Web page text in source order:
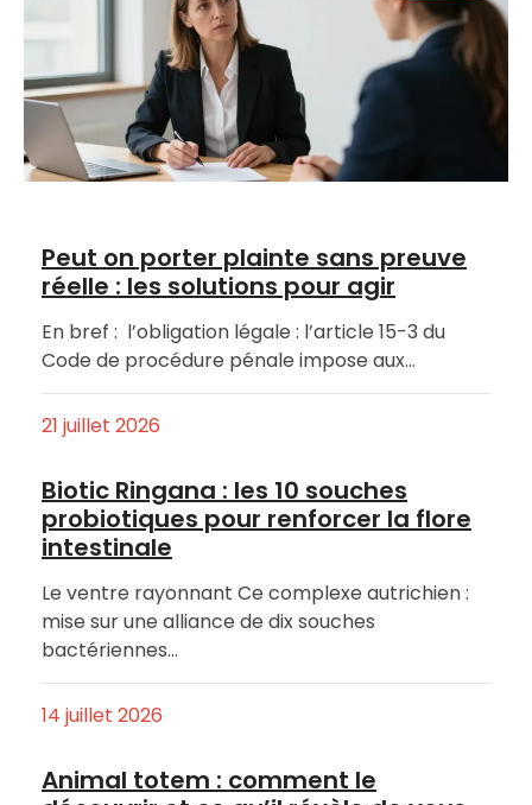
Peut on porter plainte sans preuve
réelle : les solutions pour agir
En bref : l’obligation légale : l’article 15-3 du
Code de procédure pénale impose aux…
21 juillet 2026
Biotic Ringana : les 10 souches
probiotiques pour renforcer la flore
intestinale
Le ventre rayonnant Ce complexe autrichien :
mise sur une alliance de dix souches
bactériennes…
14 juillet 2026
Animal totem : comment le